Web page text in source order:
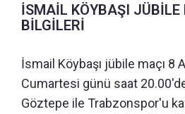
İSMAİL KÖYBAŞI JÜBİLE
BİLGİLERİ
İsmail Köybaşı jübile maçı 8
Cumartesi günü saat
Göztepe ile Trabzonspor'u